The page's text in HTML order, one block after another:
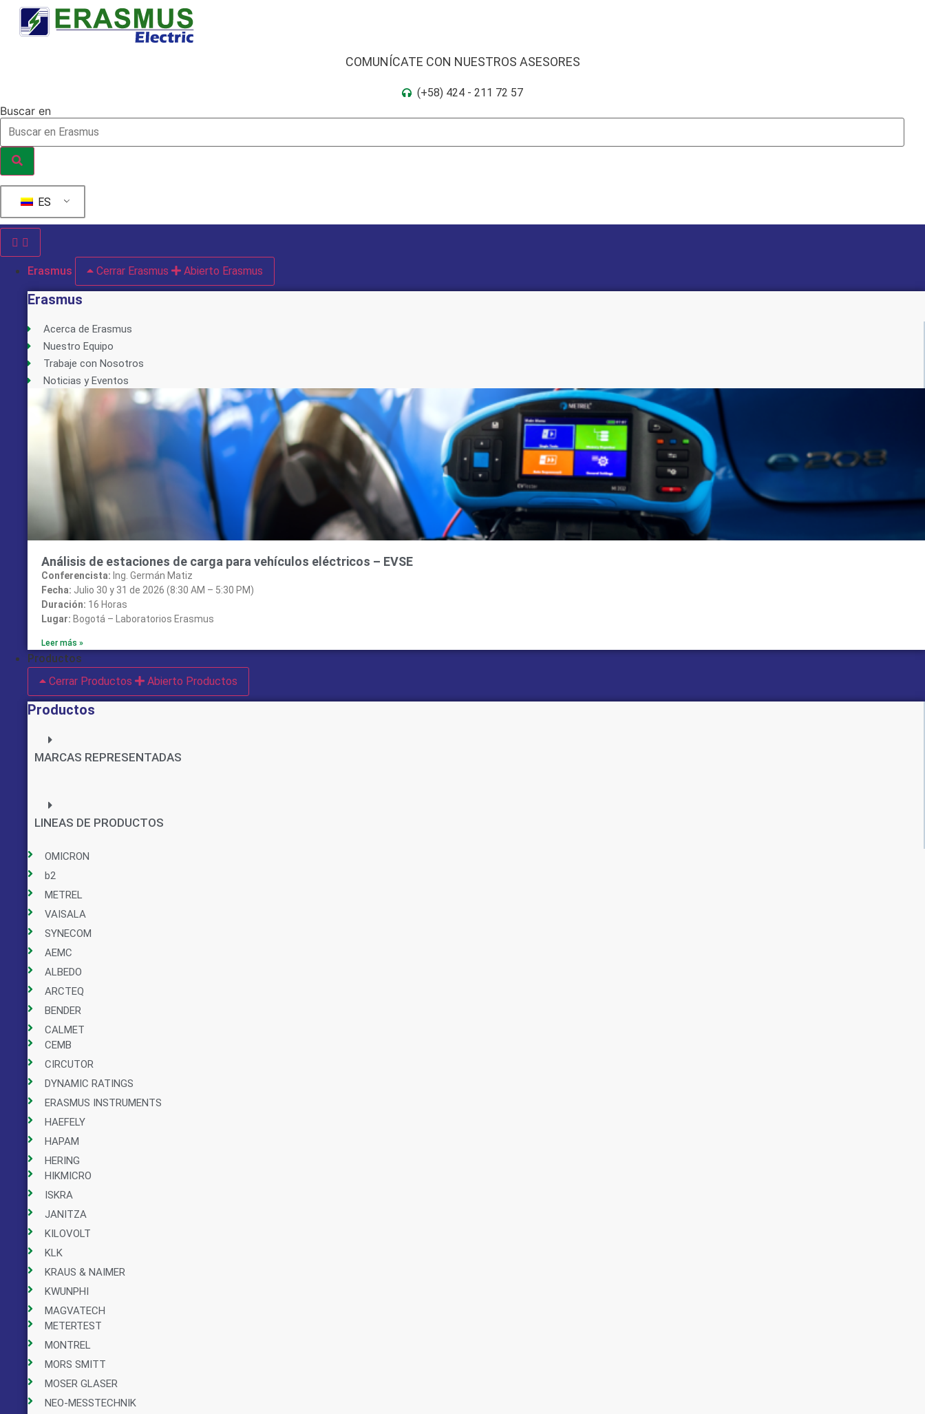
contenido
COMUNÍCATE CON NUESTROS ASESORES
(+58) 424 - 211 72 57
Buscar en
ES
Erasmus Cerrar Erasmus Abierto Erasmus
Erasmus
Acerca de Erasmus
Nuestro Equipo
Trabaje con Nosotros
Noticias y Eventos
Análisis de estaciones de carga para vehículos eléctricos – EVSE
Conferencista: Ing. Germán Matiz
Fecha: Julio 30 y 31 de 2026 (8:30 AM – 5:30 PM)
Duración: 16 Horas
Lugar: Bogotá – Laboratorios Erasmus
Leer más »
Productos
Cerrar Productos
Abierto Productos
Productos
MARCAS REPRESENTADAS
LINEAS DE PRODUCTOS
OMICRON
b2
METREL
VAISALA
SYNECOM
AEMC
ALBEDO
ARCTEQ
BENDER
CALMET
CEMB
CIRCUTOR
DYNAMIC RATINGS
ERASMUS INSTRUMENTS
HAEFELY
HAPAM
HERING
HIKMICRO
ISKRA
JANITZA
KILOVOLT
KLK
KRAUS & NAIMER
KWUNPHI
MAGVATECH
METERTEST
MONTREL
MORS SMITT
MOSER GLASER
NEO-MESSTECHNIK